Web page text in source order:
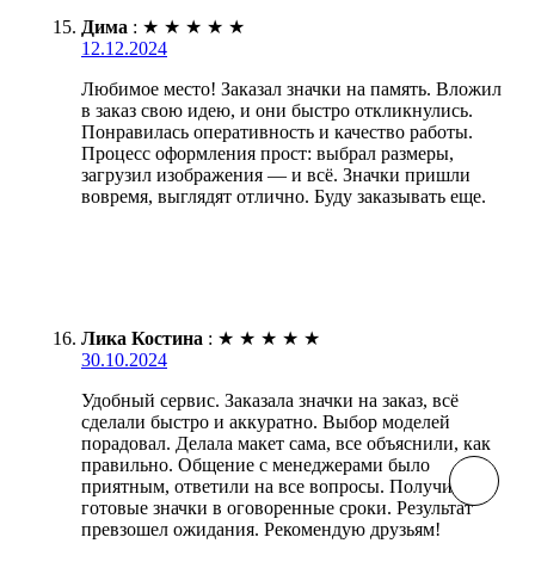
Дима : ★ ★ ★ ★ ★
12.12.2024
Любимое место! Заказал значки на память. Вложил
в заказ свою идею, и они быстро откликнулись.
Понравилась оперативность и качество работы.
Процесс оформления прост: выбрал размеры,
загрузил изображения — и всё. Значки пришли
вовремя, выглядят отлично. Буду заказывать еще.
Лика Костина : ★ ★ ★ ★ ★
30.10.2024
Удобный сервис. Заказала значки на заказ, всё
сделали быстро и аккуратно. Выбор моделей
порадовал. Делала макет сама, все объяснили, как
правильно. Общение с менеджерами было
приятным, ответили на все вопросы. Получила
готовые значки в оговоренные сроки. Результат
превзошел ожидания. Рекомендую друзьям!